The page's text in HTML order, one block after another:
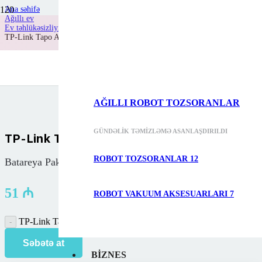
AĞILLI ROBOT TOZSORANLAR
GÜNDƏLIK TƏMIZLƏMƏ ASANLAŞDIRILDI
ROBOT TOZSORANLAR 12
ROBOT VAKUUM AKSESUARLARI 7
BIZNES
Ana səhifə
Ağıllı ev
Ev təhlükəsizliyi
TP-Link Tapo A100
TP-Link Tapo A100
Batareya Paketi
51 ₼
TP-Link Tapo A100 miqdar
Səbətə at